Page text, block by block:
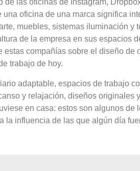
de las oficinas de Instagram,
una oficina de una marca significa
muebles, sistemas iluminación y
de la empresa en sus espacios
estas compañías sobre el diseño de
trabajo de hoy.
adaptable, espacios de trabajo
y relajación, diseños originales
en casa: estos son algunos de
la influencia de las que algún día